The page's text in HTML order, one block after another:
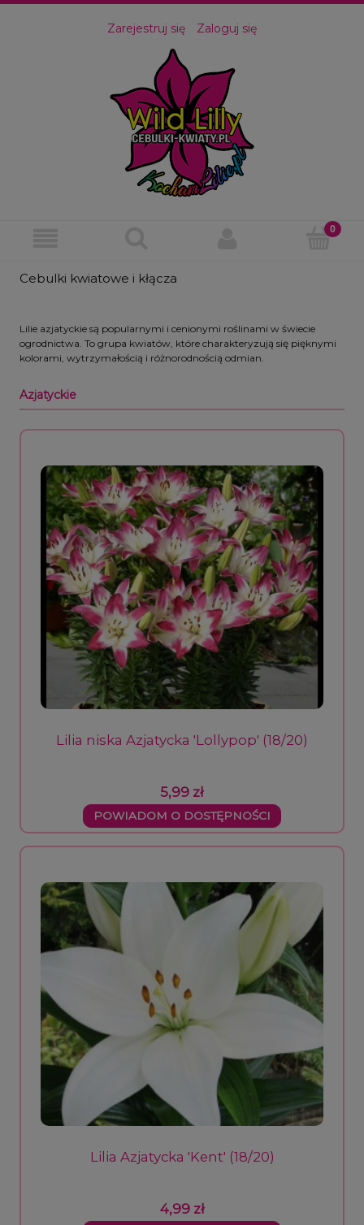
Zarejestruj się Zaloguj się
Cebulki kwiatowe i kłącza
Lilie azjatyckie są popularnymi i cenionymi roślinami w świecie
ogrodnictwa. To grupa kwiatów, które charakteryzują się pięknymi
kolorami, wytrzymałością i różnorodnością odmian.
Azjatyckie
Lilia niska Azjatycka 'Lollypop' (18/20)
5,99 zł
POWIADOM O DOSTĘPNOŚCI
Lilia Azjatycka 'Kent' (18/20)
4,99 zł